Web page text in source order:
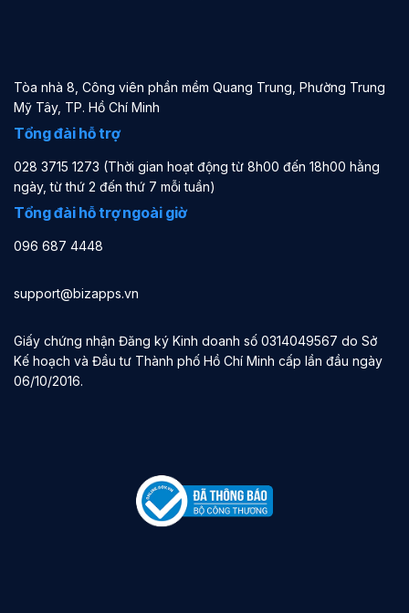
Tòa nhà 8, Công viên phần mềm Quang Trung, Phường Trung
Mỹ Tây, TP. Hồ Chí Minh
Tổng đài hỗ trợ
028 3715 1273 (Thời gian hoạt động từ 8h00 đến 18h00 hằng
ngày, từ thứ 2 đến thứ 7 mỗi tuần)
Tổng đài hỗ trợ ngoài giờ
096 687 4448
support@bizapps.vn
Giấy chứng nhận Đăng ký Kinh doanh số 0314049567 do Sở
Kế hoạch và Đầu tư Thành phố Hồ Chí Minh cấp lần đầu ngày
06/10/2016.